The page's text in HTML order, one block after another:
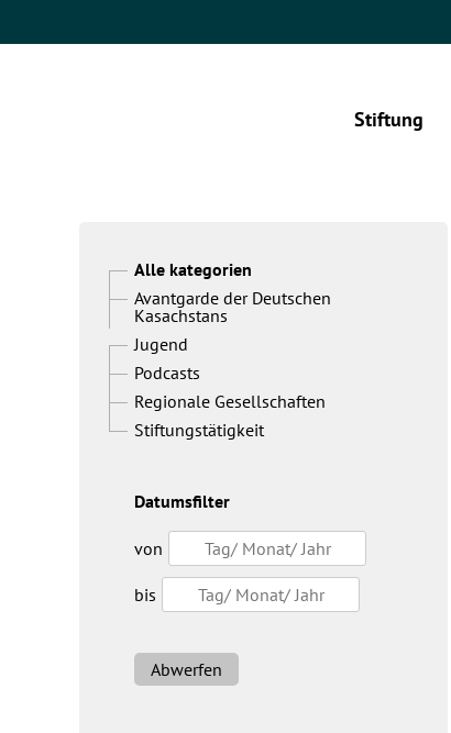
Stiftung
Alle kategorien
Avantgarde der Deutschen
Kasachstans
Jugend
Podcasts
Regionale Gesellschaften
Stiftungstätigkeit
Datumsfilter
von
bis
Abwerfen